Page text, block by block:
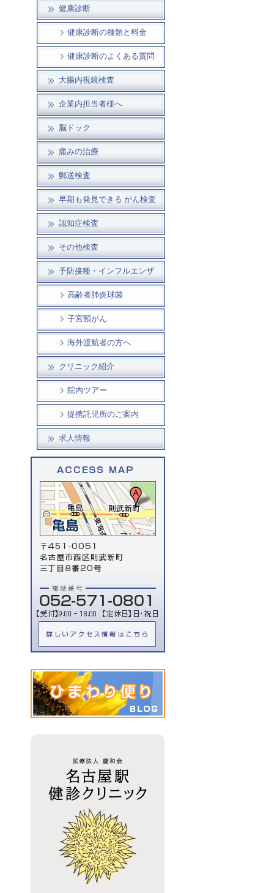
健康診断
健康診断の種類と料金
健康診断のよくある質問
大腸内視鏡検査
企業内担当者様へ
脳ドック
痛みの治療
郵送検査
早期も発見できる がん検査
認知症検査
その他検査
予防接種・インフルエンザ
高齢者肺炎球菌
子宮頸がん
海外渡航者の方へ
クリニック紹介
院内ツアー
提携託児所のご案内
求人情報